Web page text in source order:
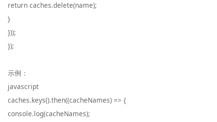
return caches.delete(name);
}
}));
});
示例：
javascript
caches.keys().then((cacheNames) => {
console.log(cacheNames);